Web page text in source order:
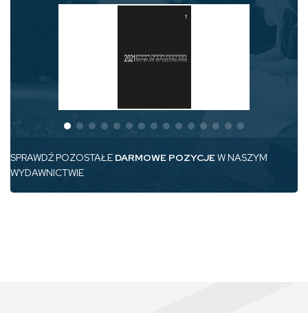
SPRAWDŹ POZOSTAŁE DARMOWE POZYCJEW NASZYM
WYDAWNICTWIE